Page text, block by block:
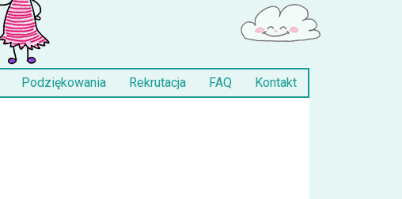
Podziękowania Rekrutacja FAQ Kontakt